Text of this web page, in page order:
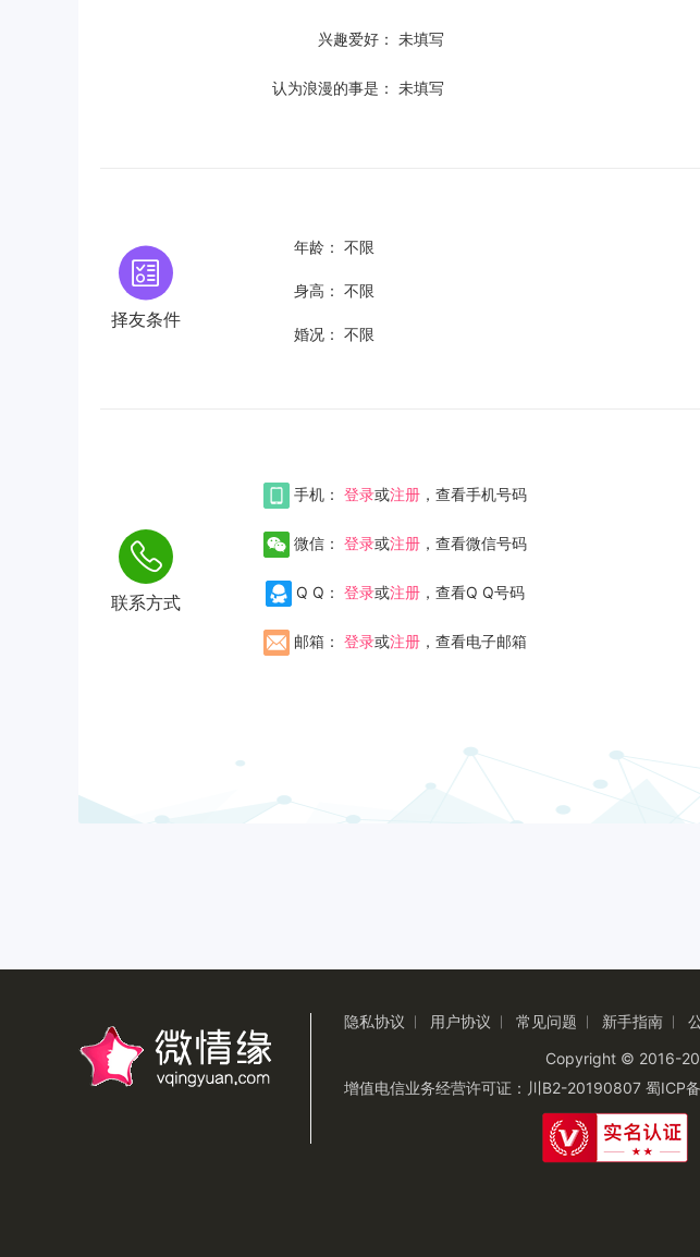
兴趣爱好： 未填写
认为浪漫的事是： 未填写
择友条件
年龄： 不限
身高： 不限
婚况： 不限
联系方式
手机： 登录或注册 ，查看手机号码
微信： 登录或注册 ，查看微信号码
Q Q： 登录或注册 ，查看Q Q号码
邮箱： 登录或注册 ，查看电子邮箱
隐私协议 用户协议 常见问题 新手指南
Copyright © 2016-
增值电信业务经营许可证：川B2-20190807 蜀ICP